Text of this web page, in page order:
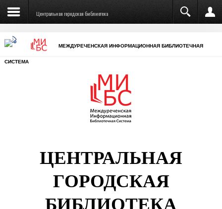
Центральная городская библиотека
МЕЖДУРЕЧЕНСКАЯ ИНФОРМАЦИОННАЯ БИБЛИОТЕЧНАЯ
СИСТЕМА
ЦЕНТРАЛЬНАЯ
ГОРОДСКАЯ
БИБЛИОТЕКА